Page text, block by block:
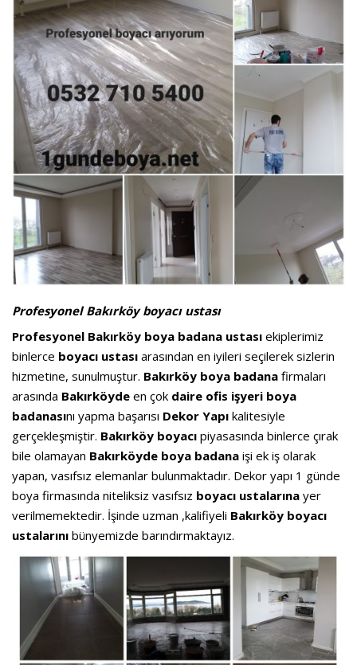
Profesyonel Bakırköy boyacı ustası
Profesyonel Bakırköy boya badana ustası ekiplerimiz
binlerce boyacı ustası arasından en iyileri seçilerek sizlerin
hizmetine, sunulmuştur. Bakırköy boya badana firmaları
arasında Bakırköyde en çok daire ofis işyeri boya
badanasını yapma başarısı Dekor Yapı kalitesiyle
gerçekleşmiştir. Bakırköy boyacı piyasasında binlerce çırak
bile olamayan Bakırköyde boya badana işi ek iş olarak
yapan, vasıfsız elemanlar bulunmaktadır. Dekor yapı 1 günde
boya firmasında niteliksiz vasıfsız boyacı ustalarına yer
verilmemektedir. İşinde uzman ,kalifiyeli Bakırköy boyacı
ustalarını bünyemizde barındırmaktayız.